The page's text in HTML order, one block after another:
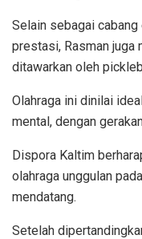
Selain sebagai
prestasi, Rasman juga
ditawarkan oleh
Olahraga ini dinilai
mental, dengan
Dispora Kaltim
olahraga unggulan
mendatang.
Setelah